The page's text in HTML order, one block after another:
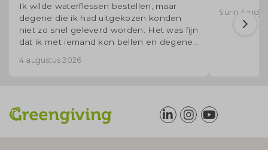
Ik wilde waterflessen bestellen, maar
degene die ik had uitgekozen konden
niet zo snel geleverd worden. Het was fijn
dat ik met iemand kon bellen en degene
korte termijn geleverd konden worden.
4 augustus 2026
Surin